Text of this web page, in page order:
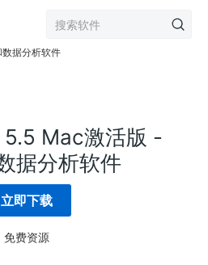
Mac激活版 -
据分析软件
立即下载
免费资源